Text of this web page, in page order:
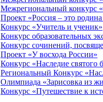
Межрегиональный конкурс
Проект «Россия – это
Конкурс «Учитель и ученик»
Конкурс образовательных
Конкурс сочинений,
Проект «У восхода России»
Конкурс «Наследие святого
Региональный Конкурс
Олимпиада «Зарисовка из
Конкурс «Путешествие к